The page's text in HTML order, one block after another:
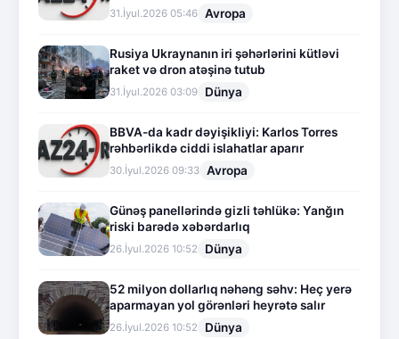
31.İyul.2026 05:46 Avropa
Rusiya Ukraynanın iri şəhərlərini kütləvi
raket və dron atəşinə tutub
31.İyul.2026 03:09 Dünya
BBVA-da kadr dəyişikliyi: Karlos Torres
rəhbərlikdə ciddi islahatlar aparır
30.İyul.2026 09:33 Avropa
Günəş panellərində gizli təhlükə: Yanğın
riski barədə xəbərdarlıq
26.İyul.2026 10:52 Dünya
52 milyon dollarlıq nəhəng səhv: Heç yerə
aparmayan yol görənləri heyrətə salır
26.İyul.2026 10:52 Dünya